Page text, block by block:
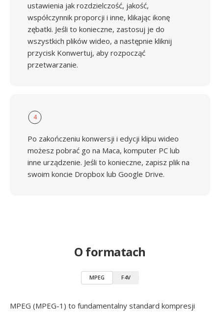
ustawienia jak rozdzielczość, jakość,
współczynnik proporcji i inne, klikając ikonę
zębatki. Jeśli to konieczne, zastosuj je do
wszystkich plików wideo, a następnie kliknij
przycisk Konwertuj, aby rozpocząć
przetwarzanie.
4
Po zakończeniu konwersji i edycji klipu wideo
możesz pobrać go na Maca, komputer PC lub
inne urządzenie. Jeśli to konieczne, zapisz plik na
swoim koncie Dropbox lub Google Drive.
O formatach
MPEG F4V
MPEG (MPEG-1) to fundamentalny standard kompresji